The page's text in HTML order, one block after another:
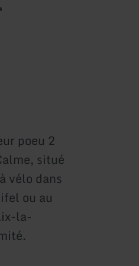
poeu 2
situé
vélo dans
ou au
la-